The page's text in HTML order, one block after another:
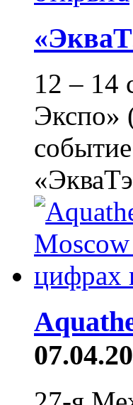
12 – 14
Экспо»